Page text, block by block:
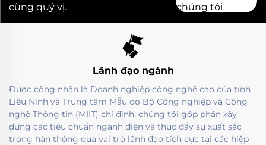
cùng quý vị.
chúng tôi
Lãnh đạo ngành
Được công nhận là Doanh nghiệp công nghệ cao của tỉnh
Liêu Ninh và Trung tâm Mẫu do Bộ Công nghiệp và Công
nghệ Thông tin (MIIT) chỉ định, chúng tôi góp phần xây
dựng các tiêu chuẩn ngành điện và thúc đẩy sự xuất sắc
trong hàn thông qua vai trò lãnh đạo tích cực tại các hiệp